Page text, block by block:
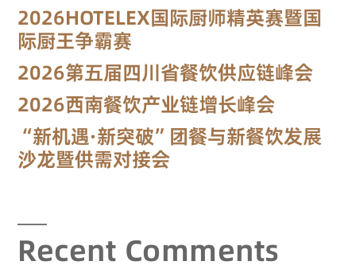
2026HOTELEX国际厨师精英赛暨国
际厨王争霸赛
2026第五届四川省餐饮供应链峰会
2026西南餐饮产业链增长峰会
“新机遇·新突破”团餐与新餐饮发展
沙龙暨供需对接会
Recent Comments